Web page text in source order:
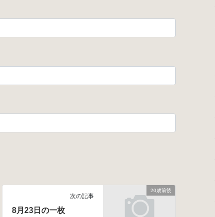
20歳前後
次の記事
8月23日の一枚